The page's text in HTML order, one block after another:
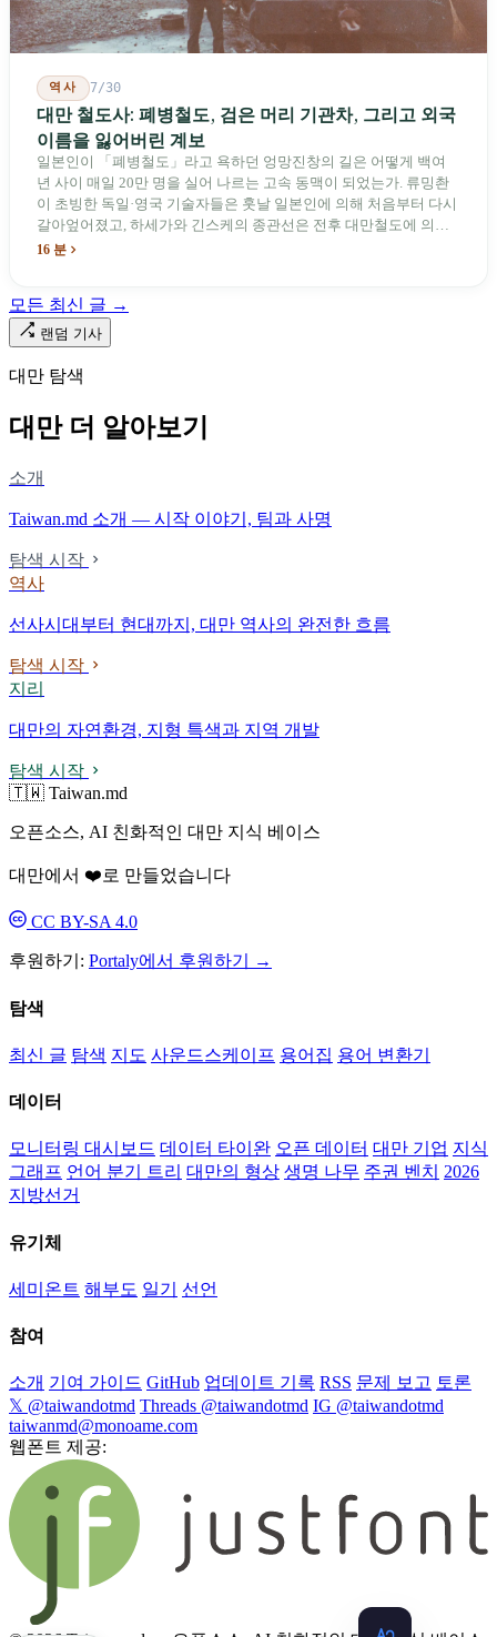
역사 7/30
대만 철도사: 폐병철도, 검은 머리 기관차, 그리고 외국
이름을 잃어버린 계보
일본인이 「폐병철도」라고 욕하던 엉망진창의 길은 어떻게 백여
년 사이 매일 20만 명을 실어 나르는 고속 동맥이 되었는가. 류밍촨
이 초빙한 독일·영국 기술자들은 훗날 일본인에 의해 처음부터 다시
갈아엎어졌고, 하세가와 긴스케의 종관선은 전후 대만철도에 의해
이름과 번호가 바뀌었다. 세대마다 앞선 세대의 기록을 주석으로 밀
다. 마침내 푸유마·타로코 세대에 이르러서야 원주민 지명이 다시 철
로 위에 깔렸다.
16 분
모든 최신 글 →
랜덤 기사
대만 탐색
대만 더 알아보기
소개
Taiwan.md 소개 — 시작 이야기, 팀과 사명
탐색 시작
역사
선사시대부터 현대까지, 대만 역사의 완전한 흐름
탐색 시작
지리
대만의 자연환경, 지형 특색과 지역 개발
탐색 시작
🇹🇼 Taiwan.md
오픈소스, AI 친화적인 대만 지식 베이스
대만에서 ❤️로 만들었습니다
CC BY-SA 4.0
후원하기: Portaly에서 후원하기 →
탐색
최신 글 탐색 지도 사운드스케이프 용어집 용어 변환기
데이터
모니터링 대시보드 데이터 타이완 오픈 데이터 대만 기업 지식
그래프 언어 분기 트리 대만의 형상 생명 나무 주권 벤치 2026
지방선거
유기체
세미온트 해부도 일기 선언
참여
소개 기여 가이드 GitHub 업데이트 기록 RSS 문제 보고 토론
𝕏 @taiwandotmd Threads @taiwandotmd IG @taiwandotmd
taiwanmd@monoame.com
웹폰트 제공: